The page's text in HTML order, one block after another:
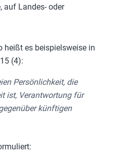
auf Landes- oder
heißt es beispielsweise in
(4):
Persönlichkeit, die
ist, Verantwortung für
künftigen